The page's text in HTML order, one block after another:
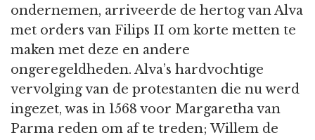
ondernemen, arriveerde de hertog van Alva
met orders van Filips II om korte metten te
maken met deze en andere
ongeregeldheden. Alva’s hardvochtige
vervolging van de protestanten die nu werd
ingezet, was in 1568 voor Margaretha van
Parma reden om af te treden; Willem de